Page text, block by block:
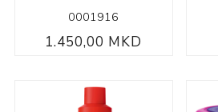
0001916
1.450,00 MKD